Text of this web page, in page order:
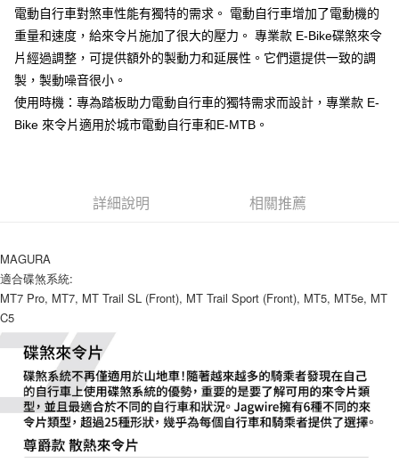
３．安心：先確認商品／服務後，再付款。
【「AFTEE先享後付」結帳流程】
１．於結帳方式選擇「AFTEE先享後付」後，將跳轉至「AFTEE先享後付」
結帳頁面，進行簡訊認證並確認金額後，即可完成結帳。
２．訂單成立數日內，您將收到繳費通知簡訊。
３．收到繳費通知簡訊後14天內，點擊此簡訊中的連結，可透過四大超商／
ATM／網路銀行／等多元方式進行付款，方視為交易完成。
是否繳費成功／繳費後需取消欲退款等相關疑問，請聯繫「AFTEE先享後付
１．透過由恩沛科技股份有限公司提供之「AFTEE先享後付」服務完成之交
易，需依本服務之必要範圍內提供個人資料，並將交易相關給付款項請求債
權轉讓予恩沛科技股份有限公司。
３．未成年的使用者請事先徵得法定代理人或監護人之同意方可使用
「AFTEE先享後付」，若未經同意申辦者引起之損失，本公司不負相關責
任。
４．使用「AFTEE先享後付」時，將依據個別帳號之用戶狀況，依本公司即
時審查核予不同之上限額度；若仍有額度不足之情形，本公司將視審查結果
請求用戶進行身份認證。
５．嚴禁一人註冊多個帳號或使用他人資訊註冊。若發現惡意使用之情形，
恩沛科技股份有限公司將有權停止該用戶之使用額度並採取法律行動。
全家取貨付款
每筆NT$60
每筆NT$60
7-11取貨付款
每筆NT$200
離島宅配（澎湖、金門、馬祖、小琉球、綠島、蘭嶼）
電動自行車對煞車性能有獨特的需求。 電動自行車增加了電動機的
重量和速度，給來令片施加了很大的壓力。 專業款 E-Bike碟煞來令
片經過調整，可提供額外的製動力和延展性。它們還提供一致的調
製，製動噪音很小。
使用時機：專為踏板助力電動自行車的獨特需求而設計，專業款 E-
Bike 來令片適用於城市電動自行車和E-MTB。
詳細說明 相關推薦
MAGURA
適合碟煞系統:
MT7 Pro, MT7, MT Trail SL (Front), MT Trail Sport (Front), MT5, MT5e, MT
C5